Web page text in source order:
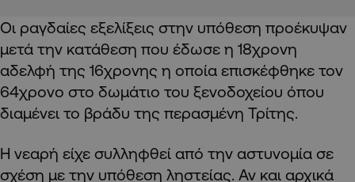
Οι ραγδαίες εξελίξεις στην υπόθεση προέκυψαν
μετά την κατάθεση που έδωσε η 18χρονη
αδελφή της 16χρονης η οποία επισκέφθηκε τον
64χρονο στο δωμάτιο του ξενοδοχείου όπου
διαμένει το βράδυ της περασμένη Τρίτης.
Η νεαρή είχε συλληφθεί από την αστυνομία σε
σχέση με την υπόθεση ληστείας. Αν και αρχικά